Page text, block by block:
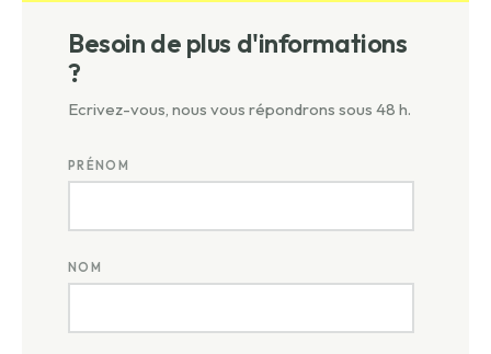
Besoin de plus d'informations
?
Ecrivez-vous, nous vous répondrons sous 48 h.
PRÉNOM
NOM